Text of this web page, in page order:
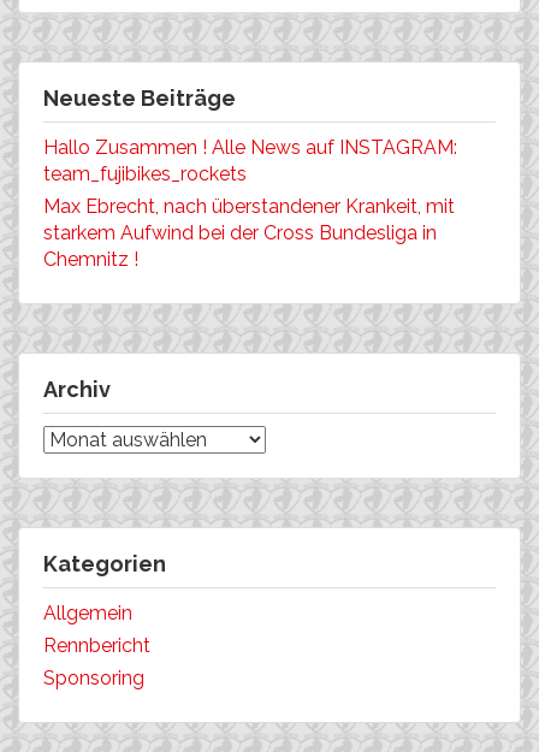
Neueste Beiträge
Hallo Zusammen ! Alle News auf INSTAGRAM:
team_fujibikes_rockets
Max Ebrecht, nach überstandener Krankeit, mit
starkem Aufwind bei der Cross Bundesliga in
Chemnitz !
Archiv
Archiv
Kategorien
Allgemein
Rennbericht
Sponsoring